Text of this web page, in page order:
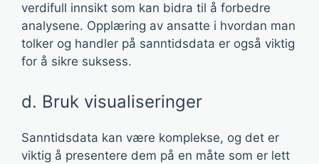
verdifull innsikt som kan bidra til å forbedre
analysene. Opplæring av ansatte i hvordan man
tolker og handler på sanntidsdata er også viktig
for å sikre suksess.
d. Bruk visualiseringer
Sanntidsdata kan være komplekse, og det er
viktig å presentere dem på en måte som er lett